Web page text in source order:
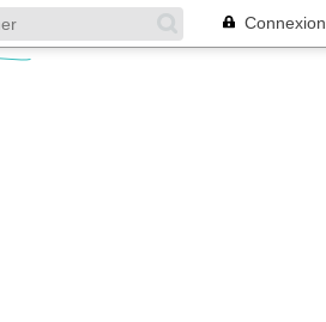
Connexion